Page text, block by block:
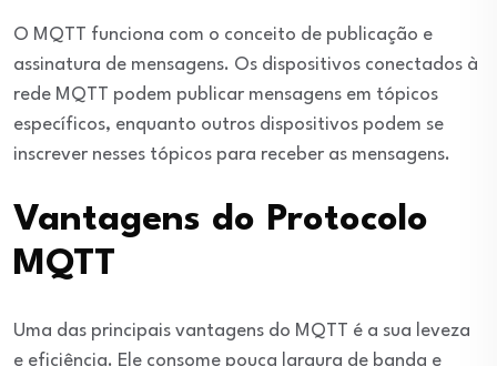
O MQTT funciona com o conceito de publicação e
assinatura de mensagens. Os dispositivos conectados à
rede MQTT podem publicar mensagens em tópicos
específicos, enquanto outros dispositivos podem se
inscrever nesses tópicos para receber as mensagens.
Vantagens do Protocolo
MQTT
Uma das principais vantagens do MQTT é a sua leveza
e eficiência. Ele consome pouca largura de banda e